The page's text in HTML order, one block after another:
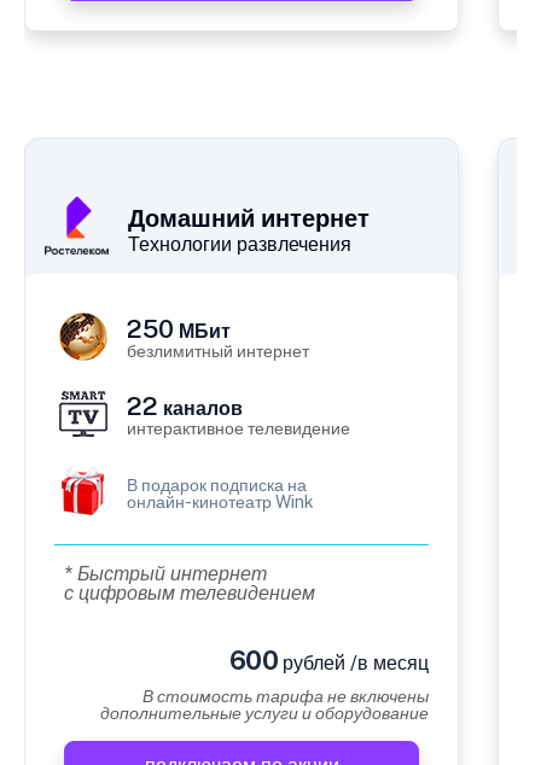
Домашний интернет
Технологии развлечения
250 МБит
безлимитный интернет
22 каналов
интерактивное телевидение
В подарок подписка на
онлайн-кинотеатр Wink
* Быстрый интернет
с цифровым телевидением
600 рублей /в месяц
В стоимость тарифа не включены
дополнительные услуги и оборудование